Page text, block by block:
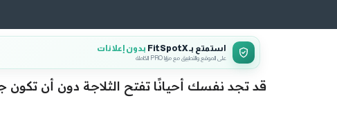
استمتع بـ FitSpotX بدون إعلانات
على الموقع والتطبيق مع مزايا PRO الكاملة
قد تجد نفسك أحيانًا تفتح الثلاجة دون أن تكون